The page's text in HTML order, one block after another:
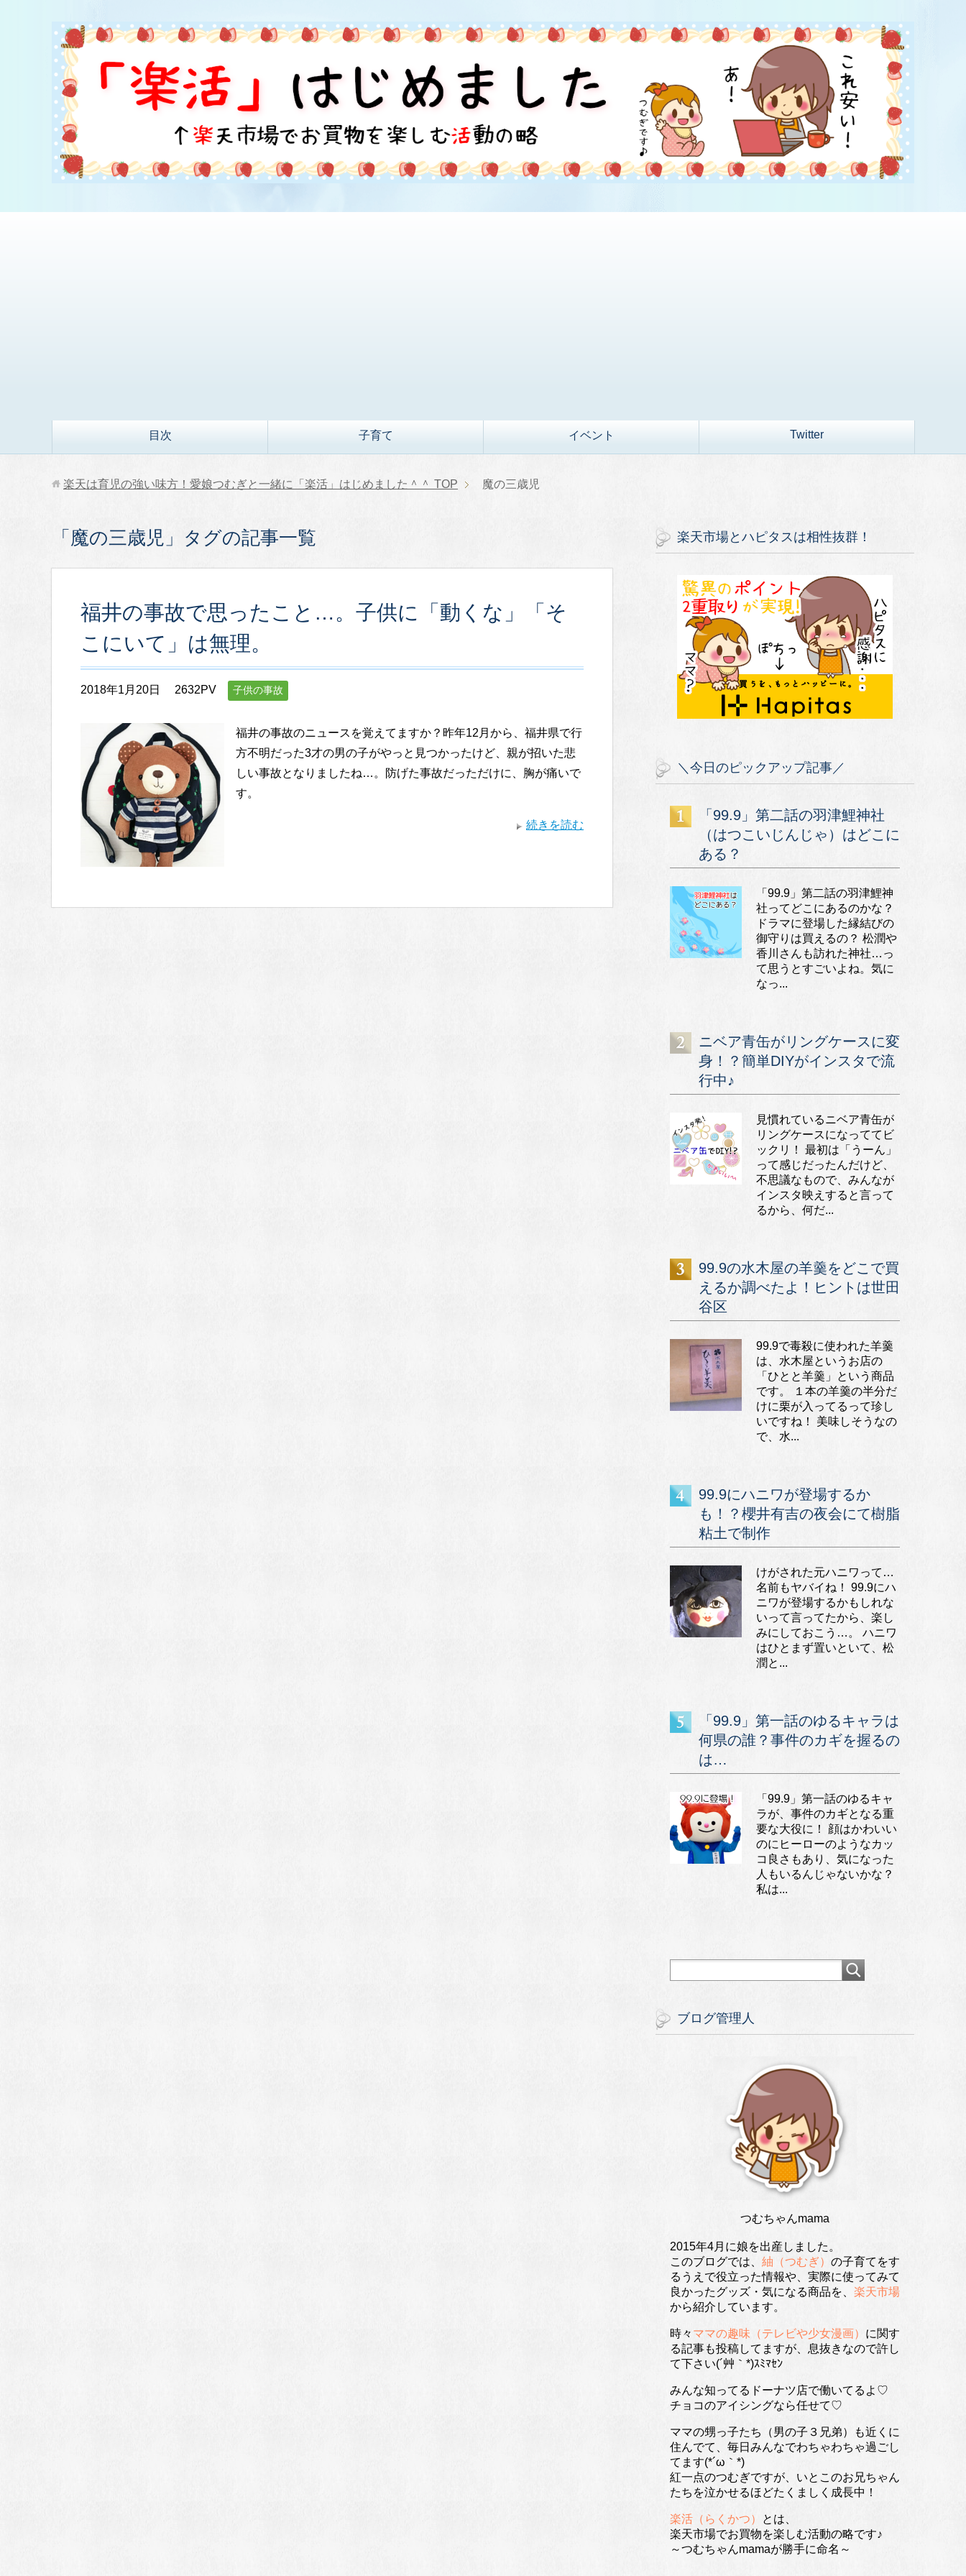
目次 子育て イベント Twitter
楽天は育児の強い味方！愛娘つむぎと一緒に「楽活」はじめました＾＾ TOP 魔の三歳児
「魔の三歳児」タグの記事一覧
福井の事故で思ったこと…。子供に「動くな」「そ
こにいて」は無理。
2018年1月20日 2632PV 子供の事故
福井の事故のニュースを覚えてますか？昨年12月から、福井県で行
方不明だった3才の男の子がやっと見つかったけど、親が招いた悲
しい事故となりましたね…。防げた事故だっただけに、胸が痛いで
す。
続きを読む
楽天市場とハピタスは相性抜群！
＼今日のピックアップ記事／
「99.9」第二話の羽津鯉神社
（はつこいじんじゃ）はどこに
ある？
「99.9」第二話の羽津鯉神
社ってどこにあるのかな？
ドラマに登場した縁結びの
御守りは買えるの？ 松潤や
香川さんも訪れた神社…っ
て思うとすごいよね。気に
なっ...
ニベア青缶がリングケースに変
身！？簡単DIYがインスタで流
行中♪
見慣れているニベア青缶が
リングケースになっててビ
ックリ！ 最初は「うーん」
って感じだったんだけど、
不思議なもので、みんなが
インスタ映えすると言って
るから、何だ...
99.9の水木屋の羊羹をどこで買
えるか調べたよ！ヒントは世田
谷区
99.9で毒殺に使われた羊羹
は、水木屋というお店の
「ひとと羊羹」という商品
です。 １本の羊羹の半分だ
けに栗が入ってるって珍し
いですね！ 美味しそうなの
で、水...
99.9にハニワが登場するか
も！？櫻井有吉の夜会にて樹脂
粘土で制作
けがされた元ハニワって…
名前もヤバイね！ 99.9にハ
ニワが登場するかもしれな
いって言ってたから、楽し
みにしておこう…。 ハニワ
はひとまず置いといて、松
潤と...
「99.9」第一話のゆるキャラは
何県の誰？事件のカギを握るの
は…
「99.9」第一話のゆるキャ
ラが、事件のカギとなる重
要な大役に！ 顔はかわいい
のにヒーローのようなカッ
コ良さもあり、気になった
人もいるんじゃないかな？
私は...
ブログ管理人
つむちゃんmama
2015年4月に娘を出産しました。
このブログでは、 紬（つむぎ） の子育てをす
るうえで役立った情報や、実際に使ってみて
良かったグッズ・気になる商品を、 楽天市場
から紹介しています。
時々 ママの趣味（テレビや少女漫画） に関す
る記事も投稿してますが、息抜きなので許し
て下さい(´艸｀*)ｽﾐﾏｾﾝ
みんな知ってるドーナツ店で働いてるよ♡
チョコのアイシングなら任せて♡
ママの甥っ子たち（男の子３兄弟）も近くに
住んでて、毎日みんなでわちゃわちゃ過ごし
てます(*´ω｀*)
紅一点のつむぎですが、いとこのお兄ちゃん
たちを泣かせるほどたくましく成長中！
楽活（らくかつ）
とは、
楽天市場でお買物を楽しむ活動の略です♪
～つむちゃんmamaが勝手に命名～